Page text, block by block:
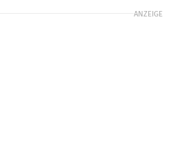
ANZEIGE